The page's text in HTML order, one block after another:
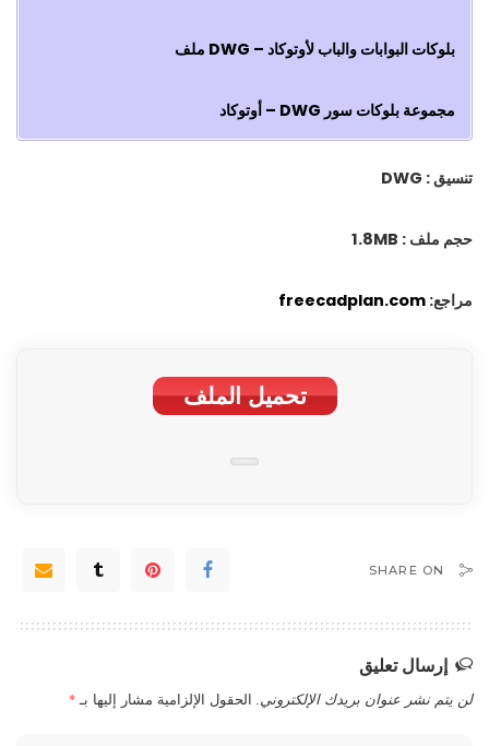
بلوکات البوابات والباب لأوتوكاد – DWG ملف
مجموعة بلوکات سور DWG – أوتوكاد
تنسيق : DWG
حجم ملف : 1.8MB
مراجع: freecadplan.com
تحمیل الملف
SHARE ON
إرسال تعليق
لن يتم نشر عنوان بريدك الإلكتروني. الحقول الإلزامية مشار إليها بـ*